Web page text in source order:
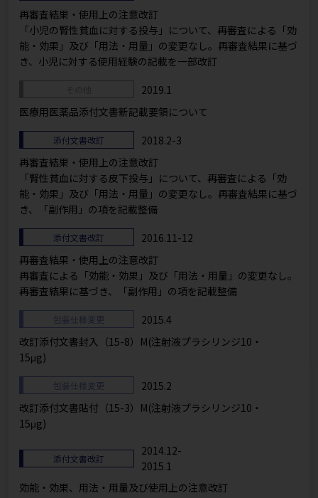
再審査結果・使用上の注意改訂
「小児の腎性貧血に対する投与」について、再審査による「効
能・効果」及び「用法・用量」の変更なし。再審査結果に基づ
き、小児に対する使用経験の記載を一部改訂
2019.1
医療用医薬品添付文書新記載要領について
添付文書改訂
2018.2-3
再審査結果・使用上の注意改訂
「腎性貧血に対する皮下投与」について、再審査による「効
能・効果」及び「用法・用量」の変更なし。再審査結果に基づ
き、「副作用」の項を記載整備
添付文書改訂
2016.11-12
再審査結果・使用上の注意改訂
再審査による「効能・効果」及び「用法・用量」の変更なし。
再審査結果に基づき、「副作用」の項を記載整備
包装仕様変更
2015.4
改訂添付文書封入（15-8）M(注射液プラシリンジ10・
15μg)
包装仕様変更
2015.2
改訂添付文書貼付（15-3）M(注射液プラシリンジ10・
15μg)
添付文書改訂
2014.12-
2015.1
効能・効果、用法・用量及び使用上の注意改訂